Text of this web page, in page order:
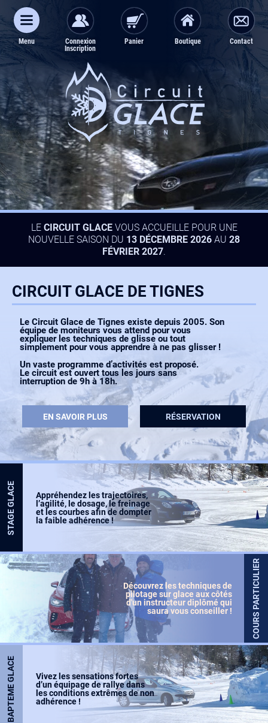
contenu
Menu
Connexion
Inscription
Panier Boutique Contact
RETOUR
COURS PARTICULIER 20 MINUTES
LE CIRCUIT GLACEVOUS ACCUEILLE POUR UNE
NOUVELLE SAISON DU 13 DÉCEMBRE 2026 AU 28
FÉVRIER 2027.
CIRCUIT GLACE DE TIGNES
Le Circuit Glace de Tignes existe depuis 2005. Son
équipe de moniteurs vous attend pour vous
expliquer les techniques de glisse ou tout
simplement pour vous apprendre à ne pas glisser !
Un vaste programme d’activités est proposé.
Le circuit est ouvert tous les jours sans
interruption de 9h à 18h.
EN SAVOIR PLUS RÉSERVATION
STAGE GLACE
Appréhendez les trajectoires,
l’agilité, le dosage, le freinage
et les courbes afin de dompter
la faible adhérence !
COURS PARTICULIER
Découvrez les techniques de
pilotage sur glace aux côtés
d'un instructeur diplômé qui
saura vous conseiller !
BAPTEME GLACE
Vivez les sensations fortes
d’un équipage de rallye dans
les conditions extrêmes de non
adhérence !